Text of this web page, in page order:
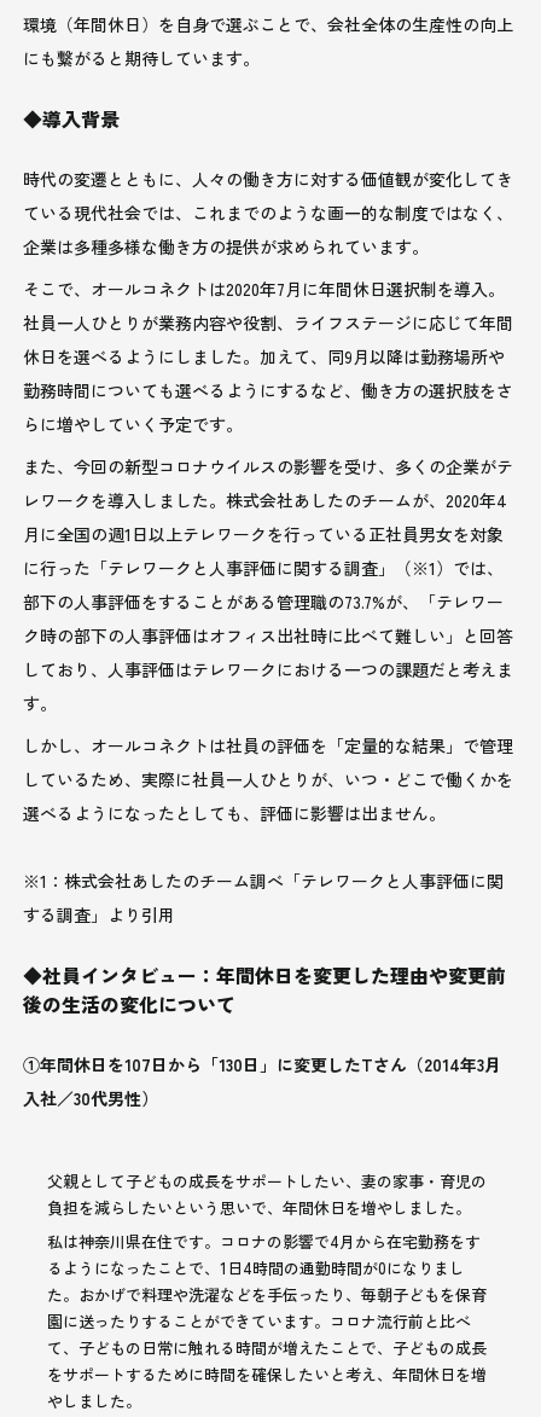
環境（年間休日）を自身で選ぶことで、会社全体の生産性の向上
にも繋がると期待しています。
◆導入背景
時代の変遷とともに、人々の働き方に対する価値観が変化してき
ている現代社会では、これまでのような画一的な制度ではなく、
企業は多種多様な働き方の提供が求められています。
そこで、オールコネクトは2020年7月に年間休日選択制を導入。
社員一人ひとりが業務内容や役割、ライフステージに応じて年間
休日を選べるようにしました。加えて、同9月以降は勤務場所や
勤務時間についても選べるようにするなど、働き方の選択肢をさ
らに増やしていく予定です。
また、今回の新型コロナウイルスの影響を受け、多くの企業がテ
レワークを導入しました。株式会社あしたのチームが、2020年4
月に全国の週1日以上テレワークを行っている正社員男女を対象
に行った「テレワークと人事評価に関する調査」（※1）では、
部下の人事評価をすることがある管理職の73.7%が、「テレワー
ク時の部下の人事評価はオフィス出社時に比べて難しい」と回答
しており、人事評価はテレワークにおける一つの課題だと考えま
す。
しかし、オールコネクトは社員の評価を「定量的な結果」で管理
しているため、実際に社員一人ひとりが、いつ・どこで働くかを
選べるようになったとしても、評価に影響は出ません。
※1：株式会社あしたのチーム調べ「テレワークと人事評価に関
する調査」より引用
◆社員インタビュー：年間休日を変更した理由や変更前
後の生活の変化について
①年間休日を107日から「130日」に変更したTさん（2014年3月
入社／30代男性）
父親として子どもの成長をサポートしたい、妻の家事・育児の
負担を減らしたいという思いで、年間休日を増やしました。
私は神奈川県在住です。コロナの影響で4月から在宅勤務をす
るようになったことで、1日4時間の通勤時間が0になりまし
た。おかげで料理や洗濯などを手伝ったり、毎朝子どもを保育
園に送ったりすることができています。コロナ流行前と比べ
て、子どもの日常に触れる時間が増えたことで、子どもの成長
をサポートするために時間を確保したいと考え、年間休日を増
やしました。